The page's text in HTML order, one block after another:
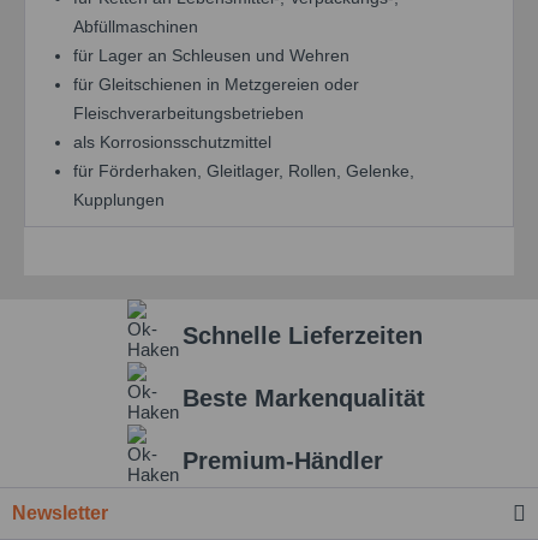
Abfüllmaschinen
für Lager an Schleusen und Wehren
für Gleitschienen in Metzgereien oder
Fleischverarbeitungsbetrieben
als Korrosionsschutzmittel
für Förderhaken, Gleitlager, Rollen, Gelenke,
Kupplungen
Schnelle Lieferzeiten
Beste Markenqualität
Premium-Händler
Newsletter